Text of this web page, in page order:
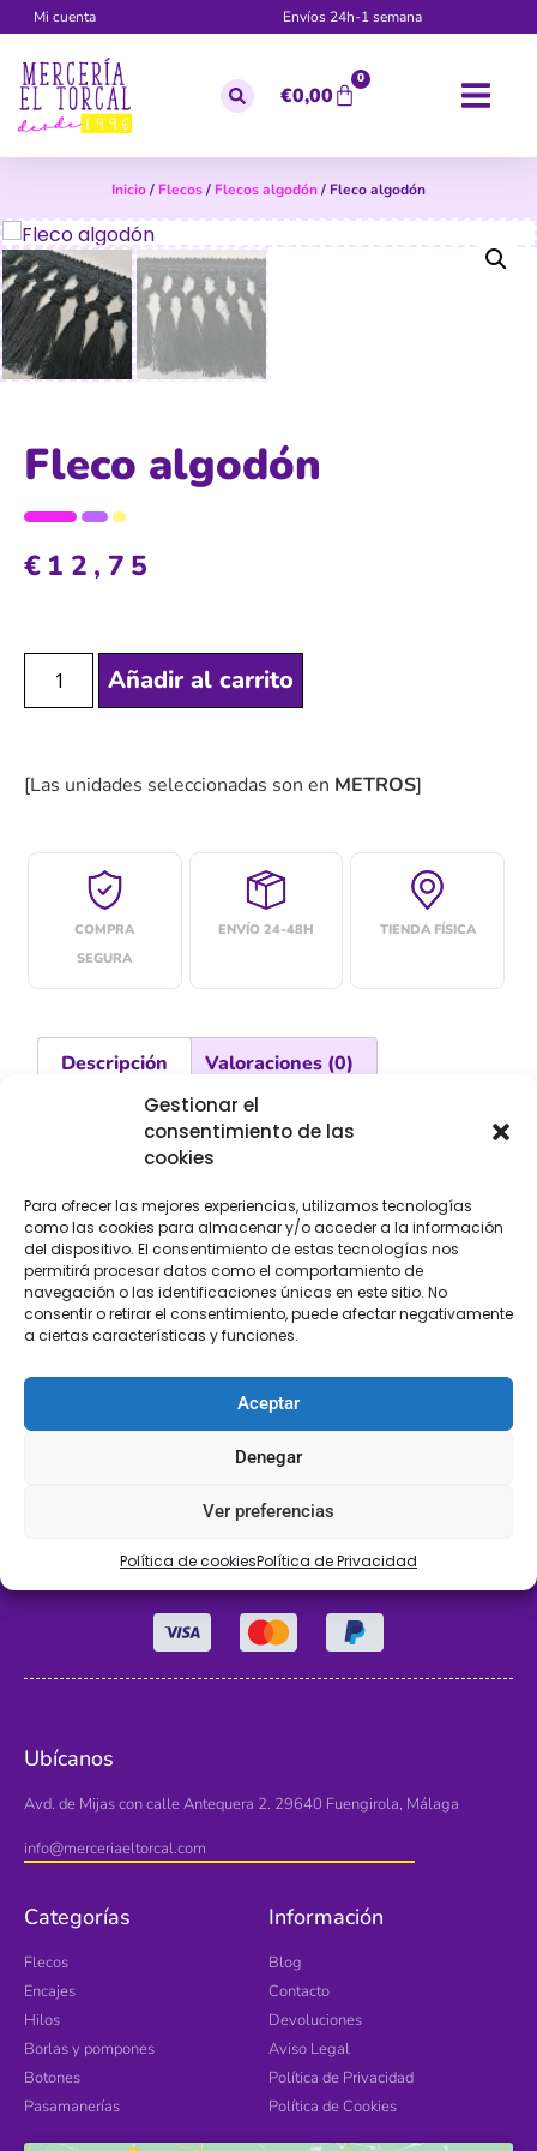
Gestionar el
consentimiento de las
cookies
Para ofrecer las mejores experiencias, utilizamos tecnologías
como las cookies para almacenar y/o acceder a la información
del dispositivo. El consentimiento de estas tecnologías nos
permitirá procesar datos como el comportamiento de
navegación o las identificaciones únicas en este sitio. No
consentir o retirar el consentimiento, puede afectar negativamente
a ciertas características y funciones.
Aceptar
Denegar
Ver preferencias
Política de cookiesPolítica de Privacidad
Mi cuenta Envíos 24h-1 semana
€0,00
0
Inicio/ Flecos/ Flecos algodón/ Fleco algodón
Fleco algodón
€ 12,75
Añadir al carrito
[Las unidades seleccionadas son en METROS]
COMPRA
SEGURA
ENVÍO 24-48H TIENDA FÍSICA
Descripción Valoraciones (0)
Descripción
Ref. 764
Tamaño: 12cm aprox
+34 608 196 565
Ubícanos
Avd. de Mijas con calle Antequera 2. 29640 Fuengirola, Málaga
info@merceriaeltorcal.com
Categorías
Flecos
Encajes
Hilos
Borlas y pompones
Botones
Pasamanerías
Información
Blog
Contacto
Devoluciones
Aviso Legal
Política de Privacidad
Política de Cookies